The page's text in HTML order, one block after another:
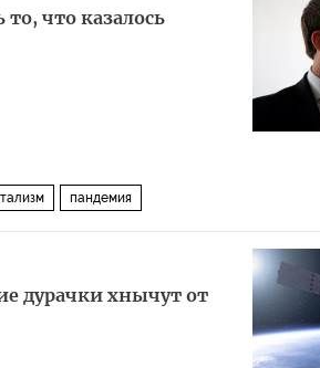
что казалось
пандемия
дурачки хнычут от